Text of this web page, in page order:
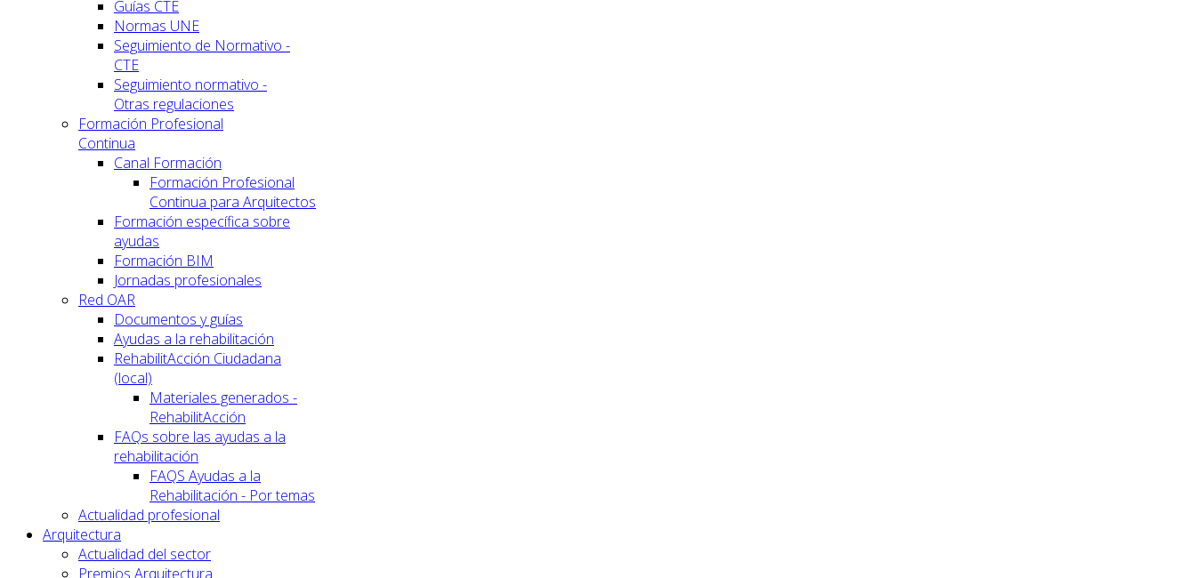
Guías CTE
Normas UNE
Seguimiento de Normativo -
CTE
Seguimiento normativo -
Otras regulaciones
Formación Profesional
Continua
Canal Formación
Formación Profesional
Continua para Arquitectos
Formación específica sobre
ayudas
Formación BIM
Jornadas profesionales
Red OAR
Documentos y guías
Ayudas a la rehabilitación
RehabilitAcción Ciudadana
(local)
Materiales generados -
RehabilitAcción
FAQs sobre las ayudas a la
rehabilitación
FAQS Ayudas a la
Rehabilitación - Por temas
Actualidad profesional
Arquitectura
Actualidad del sector
Premios Arquitectura